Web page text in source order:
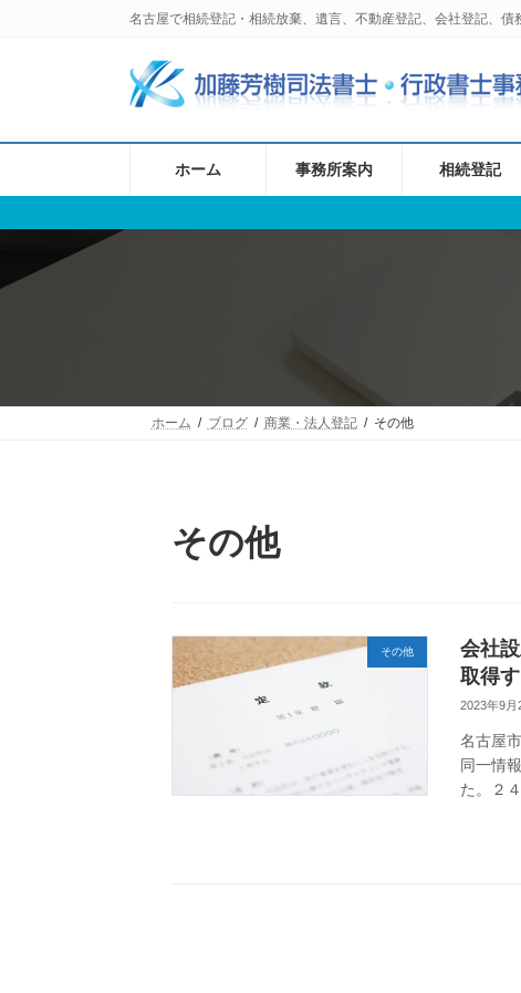
ス
ッ
ン
移
名古屋で相続登記・相続放棄、遺言、不動産登記、会社登記、
ホーム 事務所案内 相続登記
ホーム ブログ 商業・法人登記 その他
その他
その他
会社
取得
2023年9月
名古屋
同一情
た。２